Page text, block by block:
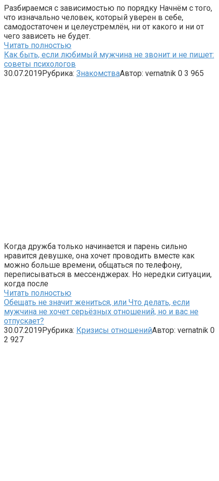
Разбираемся с зависимостью по порядку Начнём с того,
что изначально человек, который уверен в себе,
самодостаточен и целеустремлён, ни от какого и ни от
чего зависеть не будет.
Читать полностью
Как быть, если любимый мужчина не звонит и не пишет:
советы психологов
30.07.2019Рубрика: ЗнакомстваАвтор: vernatnik 0 3 965
Когда дружба только начинается и парень сильно
нравится девушке, она хочет проводить вместе как
можно больше времени, общаться по телефону,
переписываться в мессенджерах. Но нередки ситуации,
когда после
Читать полностью
Обещать не значит жениться, или Что делать, если
мужчина не хочет серьёзных отношений, но и вас не
отпускает?
30.07.2019Рубрика: Кризисы отношенийАвтор: vernatnik 0
2 927